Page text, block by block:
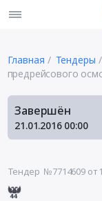
Главная Тендеры
предрейсового
Завершён
21.01.2016 00:00
Тендер №7714609от